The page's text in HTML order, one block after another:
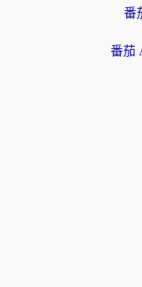
番
番茄